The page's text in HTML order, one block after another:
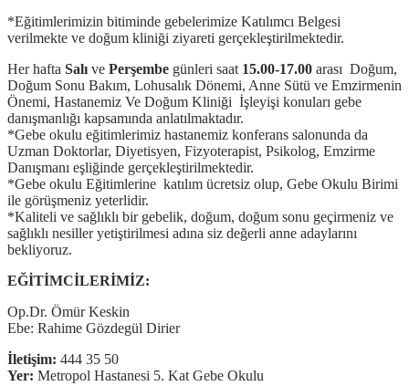
*Eğitimlerimizin bitiminde gebelerimize Katılımcı Belgesi
verilmekte ve doğum kliniği ziyareti gerçekleştirilmektedir.
Her hafta Salı ve Perşembe günleri saat 15.00-17.00 arası Doğum,
Doğum Sonu Bakım, Lohusalık Dönemi, Anne Sütü ve Emzirmenin
Önemi, Hastanemiz Ve Doğum Kliniği İşleyişi konuları gebe
danışmanlığı kapsamında anlatılmaktadır.
*Gebe okulu eğitimlerimiz hastanemiz konferans salonunda da
Uzman Doktorlar, Diyetisyen, Fizyoterapist, Psikolog, Emzirme
Danışmanı eşliğinde gerçekleştirilmektedir.
*Gebe okulu Eğitimlerine katılım ücretsiz olup, Gebe Okulu Birimi
ile görüşmeniz yeterlidir.
*Kaliteli ve sağlıklı bir gebelik, doğum, doğum sonu geçirmeniz ve
sağlıklı nesiller yetiştirilmesi adına siz değerli anne adaylarını
bekliyoruz.
EĞİTİMCİLERİMİZ:
Op.Dr. Ömür Keskin
Ebe: Rahime Gözdegül Dirier
İletişim: 444 35 50
Yer: Metropol Hastanesi 5. Kat Gebe Okulu